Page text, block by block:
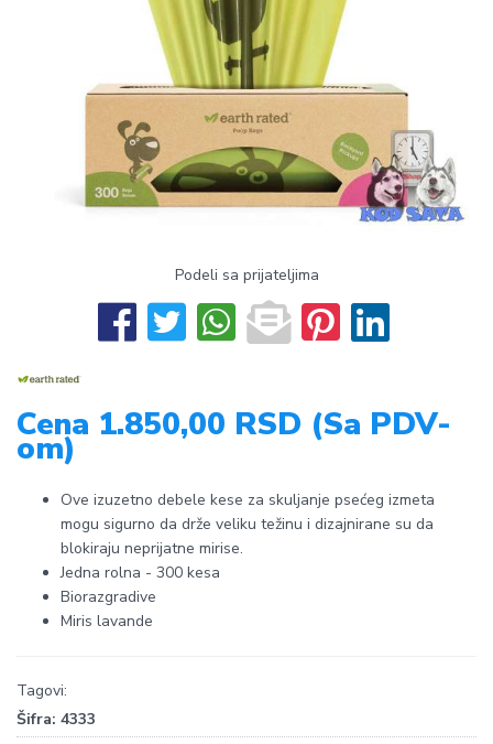
Podeli sa prijateljima
Cena 1.850,00 RSD (Sa PDV-
om)
Ove izuzetno debele kese za skuljanje psećeg izmeta
mogu sigurno da drže veliku težinu i dizajnirane su da
blokiraju neprijatne mirise.
Jedna rolna - 300 kesa
Biorazgradive
Miris lavande
Tagovi:
Šifra: 4333